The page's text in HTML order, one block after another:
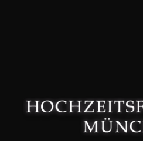
Made with 🤍